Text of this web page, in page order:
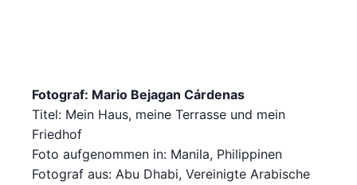
Fotograf: Mario Bejagan Cárdenas
Titel: Mein Haus, meine Terrasse und mein
Friedhof
Foto aufgenommen in: Manila, Philippinen
Fotograf aus: Abu Dhabi, Vereinigte Arabische